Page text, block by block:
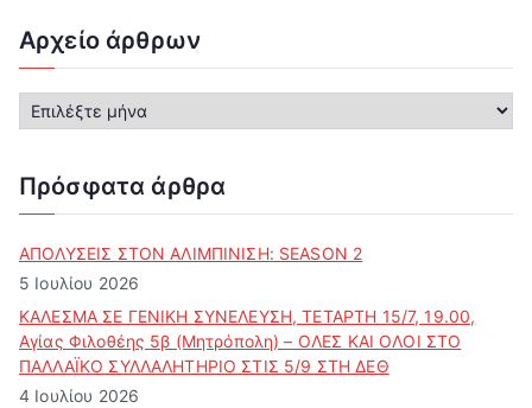
Αρχείο άρθρων
ρ
ε
ά
ρ
ρ
ω
ν
Πρόσφατα άρθρα
ΑΠΟΛΥΣΕΙΣ ΣΤΟΝ ΑΛΙΜΠΙΝΙΣΗ: SEASON 2
5 Ιουλίου 2026
ΚΑΛΕΣΜΑ ΣΕ ΓΕΝΙΚΗ ΣΥΝΕΛΕΥΣΗ, ΤΕΤΑΡΤΗ 15/7, 19.00,
Αγίας Φιλοθέης 5β (Μητρόπολη) – ΟΛΕΣ ΚΑΙ ΟΛΟΙ ΣΤΟ
ΠΑΛΛΑΪΚΟ ΣΥΛΛΑΛΗΤΗΡΙΟ ΣΤΙΣ 5/9 ΣΤΗ ΔΕΘ
4 Ιουλίου 2026